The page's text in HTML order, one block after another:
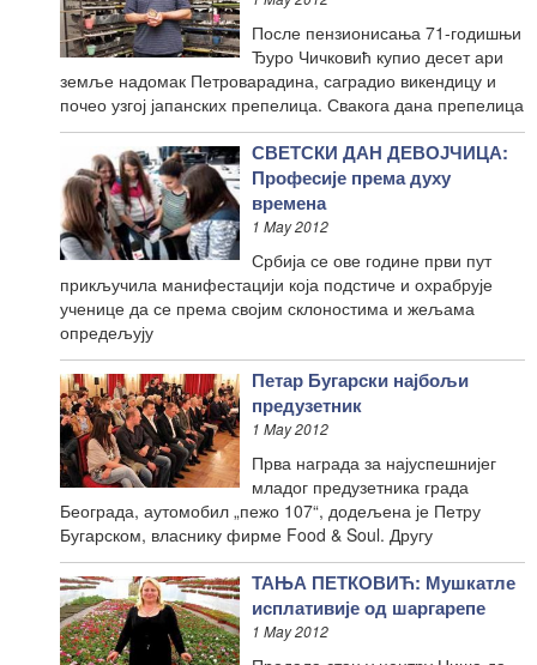
После пензионисања 71-годишњи
Ђуро Чичковић купио десет ари
земље надомак Петроварадина, саградио викендицу и
почео узгој јапанских препелица. Свакога дана препелица
СВЕТСКИ ДАН ДЕВОЈЧИЦА:
Професије према духу
времена
1 May 2012
Србија се ове године први пут
прикључила манифестацији која подстиче и охрабрује
ученице да се према својим склоностима и жељама
опредељују
Петар Бугарски најбољи
предузетник
1 May 2012
Прва награда за најуспешнијег
младог предузетника града
Београда, аутомобил „пежо 107“, додељена је Петру
Бугарском, власнику фирме Food & Soul. Другу
ТАЊА ПЕТКОВИЋ: Мушкатле
исплативије од шаргарепе
1 May 2012